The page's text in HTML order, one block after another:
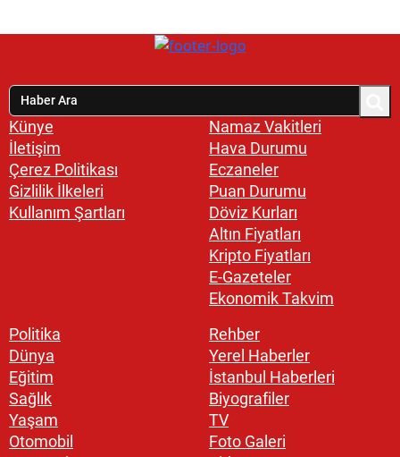
Künye
İletişim
Çerez Politikası
Gizlilik İlkeleri
Kullanım Şartları
Namaz Vakitleri
Hava Durumu
Eczaneler
Puan Durumu
Döviz Kurları
Altın Fiyatları
Kripto Fiyatları
E-Gazeteler
Ekonomik Takvim
Politika
Dünya
Eğitim
Sağlık
Yaşam
Otomobil
Rehber
Yerel Haberler
İstanbul Haberleri
Biyografiler
TV
Foto Galeri